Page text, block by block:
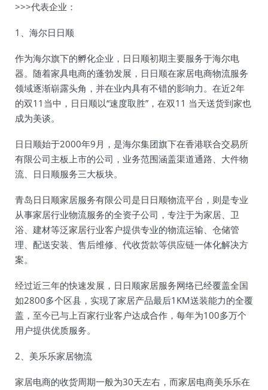
>>>代表企业：
1、海尔日日顺
作为海尔旗下的孵化企业，日日顺初期主要服务于海尔电
器。随着家具电商的蓬勃发展，日日顺在家居电商物流服务
领域逐渐崭露头角，并在业内具有不错的影响力。在近2年
的双11当中，日日顺以“速度取胜”，在双11 当天送货到家也
成为美谈。
日日顺始于2000年9月，是海尔集团旗下在香港联合交易所
有限公司主板上市的公司，业务范围涵盖渠道通路、大件物
流、日日顺服务三大板块。
青岛日日顺家居服务有限公司是日日顺物流平台，则是专业
从事家居行业物流服务的全资子公司，专注于为家居、卫
浴、建材等泛家居行业客户提供专业的物流运输、仓储管
理、配送安装、售后维修、代收货款等供应链一体化解决方
案。
经过近三年的快速发展，日日顺家居服务网络已经覆盖全国
如2800多个区县，实现了家居产品最后1KM送装能力的全覆
盖，至今已与上百家行业客户达成合作，每年为100多万个
用户提供优质服务。
2、美乐乐家居物流
家居电商的收货周期一般为30天左右，而家居电商美乐乐在